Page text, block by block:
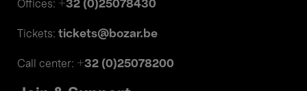
Offices: +32 (0)25078430
Tickets: tickets@bozar.be
Call center: +32 (0)25078200